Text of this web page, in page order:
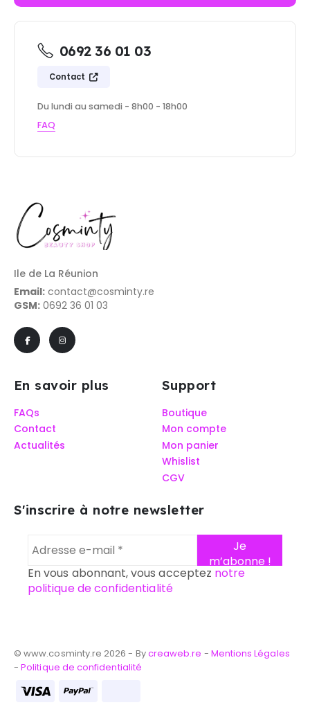
0692 36 01 03
Contact
Du lundi au samedi - 8h00 - 18h00
FAQ
Ile de La Réunion
Email: contact@cosminty.re
GSM: 0692 36 01 03
En savoir plus
FAQs
Contact
Actualités
Support
Boutique
Mon compte
Mon panier
Whislist
CGV
S'inscrire à notre newsletter
En vous abonnant, vous acceptez notre
politique de confidentialité
© www.cosminty.re 2026 - Bycreaweb.re - Mentions Légales
-Politique de confidentialité